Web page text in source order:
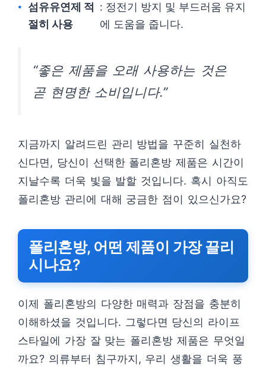
섬유유연제 적
절히 사용
: 정전기 방지 및 부드러움 유지
에 도움을 줍니다.
“좋은 제품을 오래 사용하는 것은
곧 현명한 소비입니다.”
지금까지 알려드린 관리 방법을 꾸준히 실천하
신다면, 당신이 선택한 폴리혼방 제품은 시간이
지날수록 더욱 빛을 발할 것입니다. 혹시 아직도
폴리혼방 관리에 대해 궁금한 점이 있으신가요?
폴리혼방, 어떤 제품이 가장 끌리
시나요?
이제 폴리혼방의 다양한 매력과 장점을 충분히
이해하셨을 것입니다. 그렇다면 당신의 라이프
스타일에 가장 잘 맞는 폴리혼방 제품은 무엇일
까요? 의류부터 침구까지, 우리 생활을 더욱 풍